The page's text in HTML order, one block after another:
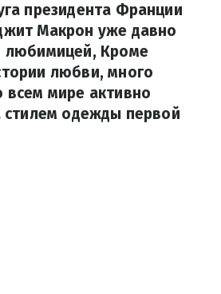
президента Франции
Макрон уже давно
любимицей, Кроме
любви, много
всем мире активно
стилем одежды первой